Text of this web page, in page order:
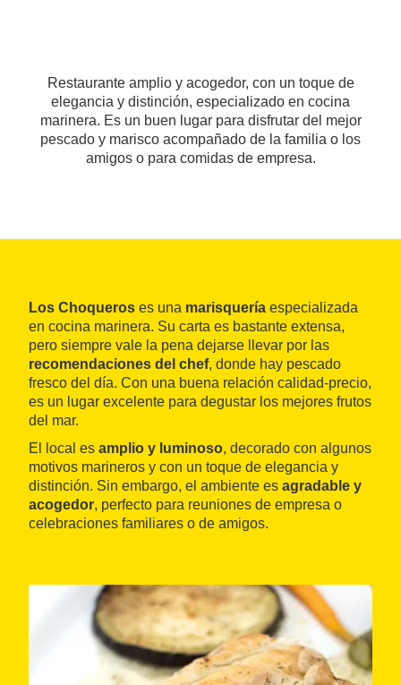
Restaurante amplio y acogedor, con un toque de
elegancia y distinción, especializado en cocina
marinera. Es un buen lugar para disfrutar del mejor
pescado y marisco acompañado de la familia o los
amigos o para comidas de empresa.
Los Choqueros es una marisquería especializada
en cocina marinera. Su carta es bastante extensa,
pero siempre vale la pena dejarse llevar por las
recomendaciones del chef, donde hay pescado
fresco del día. Con una buena relación calidad-precio,
es un lugar excelente para degustar los mejores frutos
del mar.
El local es amplio y luminoso, decorado con algunos
motivos marineros y con un toque de elegancia y
distinción. Sin embargo, el ambiente es agradable y
acogedor, perfecto para reuniones de empresa o
celebraciones familiares o de amigos.